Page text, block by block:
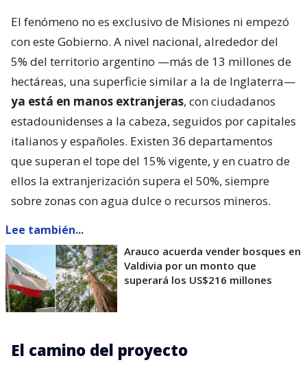
El fenómeno no es exclusivo de Misiones ni empezó
con este Gobierno. A nivel nacional, alrededor del
5% del territorio argentino —más de 13 millones de
hectáreas, una superficie similar a la de Inglaterra—
ya está en manos extranjeras, con ciudadanos
estadounidenses a la cabeza, seguidos por capitales
italianos y españoles. Existen 36 departamentos
que superan el tope del 15% vigente, y en cuatro de
ellos la extranjerización supera el 50%, siempre
sobre zonas con agua dulce o recursos mineros.
Lee también...
Arauco acuerda vender bosques en
Valdivia por un monto que
superará los US$216 millones
El camino del proyecto